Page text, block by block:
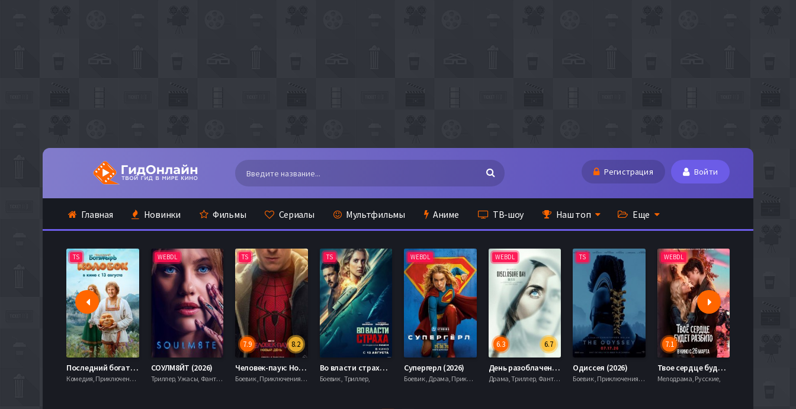
Регистрация Войти
Главная Новинки Фильмы Сериалы Мультфильмы Аниме ТВ-шоу Наш топ Еще
TS
Последний богатырь. Колобок (2026)
Комедия, Приключения, Фэнтези,
WEBDL
СОУЛМ8ЙТ (2026)
Триллер, Ужасы, Фантастика,
TS
8.2
7.9
Человек-паук: Новый день (2026)
Боевик , Приключения, Фантастика, Фэнтези,
TS
Во власти страха (2026)
Боевик , Триллер,
WEBDL
Супергерл (2026)
Боевик , Драма, Приключения, Фантастика,
WEBDL
6.7
6.3
День разоблачения (2026)
Драма, Триллер, Фантастика,
TS
Одиссея (2026)
Боевик , Приключения, Фэнтези,
WEBDL
7.1
Твое сердце будет разбито (2026)
Мелодрама, Русские,